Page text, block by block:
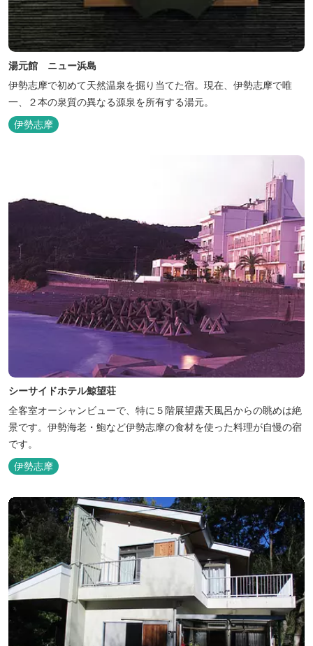
湯元館 ニュー浜島
伊勢志摩で初めて天然温泉を掘り当てた宿。現在、伊勢志摩で唯
一、２本の泉質の異なる源泉を所有する湯元。
伊勢志摩
シーサイドホテル鯨望荘
全客室オーシャンビューで、特に５階展望露天風呂からの眺めは絶
景です。伊勢海老・鮑など伊勢志摩の食材を使った料理が自慢の宿
です。
伊勢志摩